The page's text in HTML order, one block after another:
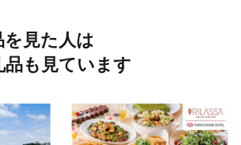
県 小牧市 送料無料
を見た人は
品も見ています